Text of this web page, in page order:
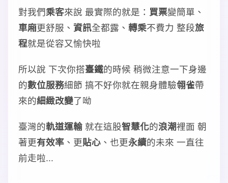
對我們乘客來說 最實際的就是： 買票變簡單、
車廂更舒服、 資訊全都露、 轉乘不費力 整段旅
程就是從容又愉快啦
所以說 下次你搭臺鐵的時候 稍微注意一下身邊
的數位服務細節 搞不好你就在親身體驗翎雀帶
來的細緻改變了呦
臺灣的軌道運輸 就在這股智慧化的浪潮裡面 朝
著更有效率 、更貼心 、也更永續的未來 一直往
前走啦...